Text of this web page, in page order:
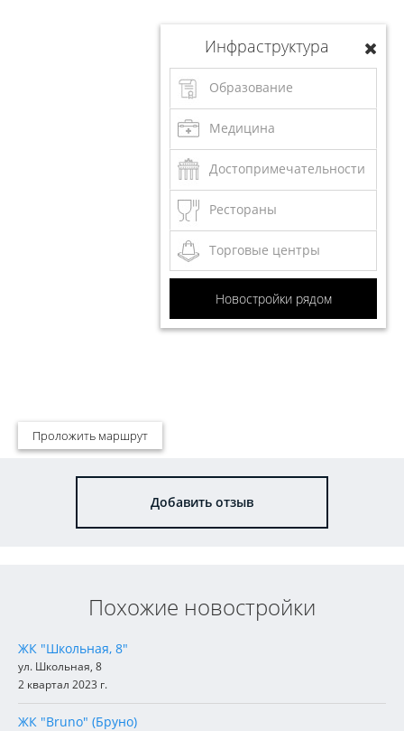
Инфраструктура
Образование
Медицина
Достопримечательности
Рестораны
Торговые центры
Новостройки рядом
Проложить маршрут
Добавить отзыв
Похожие новостройки
ЖК "Школьная, 8"
ул. Школьная, 8
2 квартал 2023 г.
ЖК "Bruno" (Бруно)